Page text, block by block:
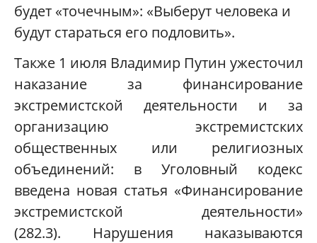
будет «точечным»: «Выберут человека и
будут стараться его подловить».
Также 1 июля Владимир Путин ужесточил
наказание за финансирование
экстремистской деятельности и за
организацию экстремистских
общественных или религиозных
объединений: в Уголовный кодекс
введена новая статья «Финансирование
экстремистской деятельности»
(282.3). Нарушения наказываются